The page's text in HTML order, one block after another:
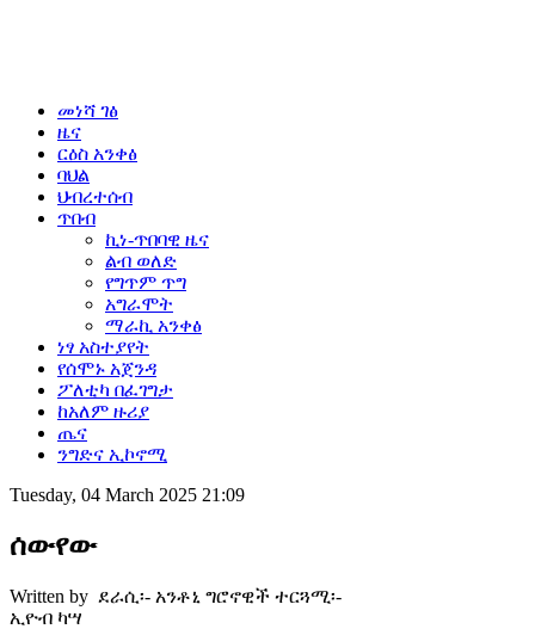
መነሻ ገፅ
ዜና
ርዕስ አንቀፅ
ባህል
ህብረተሰብ
ጥበብ
ኪነ-ጥበባዊ ዜና
ልብ ወለድ
የግጥም ጥግ
አግራሞት
ማራኪ አንቀፅ
ነፃ አስተያየት
የሰሞኑ አጀንዳ
ፖለቲካ በፈገግታ
ከአለም ዙሪያ
ጤና
ንግድና ኢኮኖሚ
Tuesday, 04 March 2025 21:09
ሰውየው
Written by ደራሲ፡- አንቶኒ ግሮኖዊች ተርጓሚ፡-
ኢዮብ ካሣ